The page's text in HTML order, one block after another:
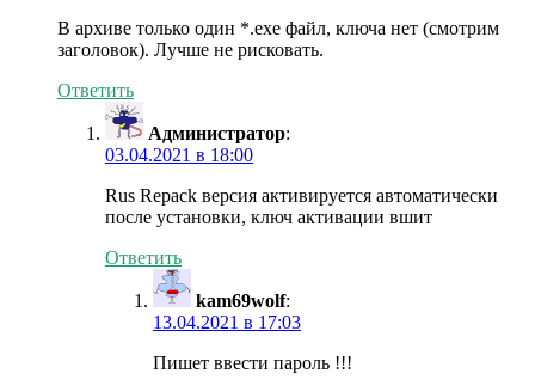
В архиве только один *.exe файл, ключа нет (смотрим
заголовок). Лучше не рисковать.
Ответить
Администратор:
03.04.2021 в 18:00
Rus Repack версия активируется автоматически
после установки, ключ активации вшит
Ответить
kam69wolf:
13.04.2021 в 17:03
Пишет ввести пароль !!!